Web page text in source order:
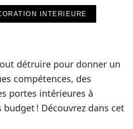
INTERIEURE
détruire pour donner un
compétences, des
portes intérieures à
budget ! Découvrez dans cet